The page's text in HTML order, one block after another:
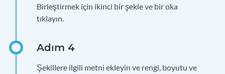
Birleştirmek için ikinci bir şekle ve bir oka
tıklayın.
Şekillere ilgili metni ekleyin ve rengi, boyutu ve